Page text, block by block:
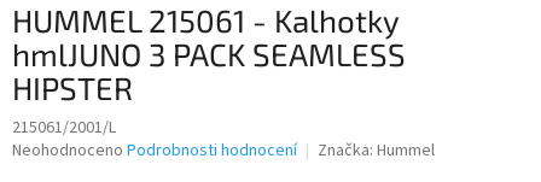
HUMMEL 215061 - Kalhotky
hmlJUNO 3 PACK SEAMLESS
HIPSTER
215061/2001/L
Průměrné
Neohodnoceno Podrobnosti hodnocení Značka: Hummel